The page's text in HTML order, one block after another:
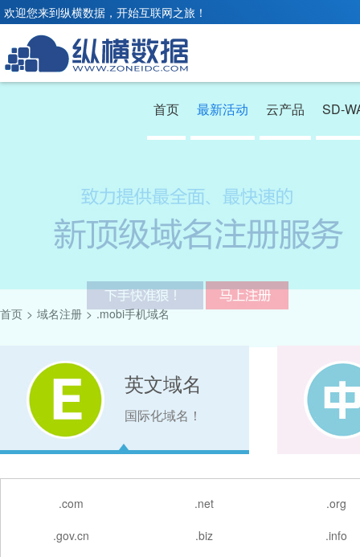
欢迎您来到纵横数据，开始互联网之旅！
首页 最新活动 云产品 SD-
首页 > 域名注册 > .mobi手机域名
英文域名
国际化域名！
.com .net
.org
.gov.cn
.biz
.info